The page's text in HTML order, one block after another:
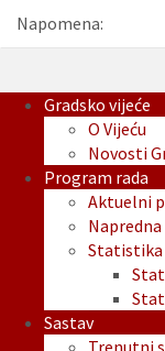
Napomena:
Gradsko vijeće
O Vijeću
Novosti
Program rada
Aktuelni
Sastav